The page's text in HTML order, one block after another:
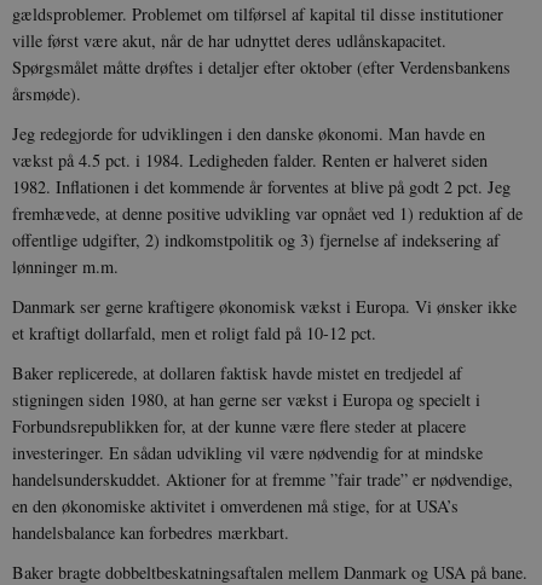
gældsproblemer. Problemet om tilførsel af kapital til disse institutioner
ville først være akut, når de har udnyttet deres udlånskapacitet.
Spørgsmålet måtte drøftes i detaljer efter oktober (efter Verdensbankens
årsmøde).
Jeg redegjorde for udviklingen i den danske økonomi. Man havde en
vækst på 4.5 pct. i 1984. Ledigheden falder. Renten er halveret siden
1982. Inflationen i det kommende år forventes at blive på godt 2 pct. Jeg
fremhævede, at denne positive udvikling var opnået ved 1) reduktion af de
offentlige udgifter, 2) indkomstpolitik og 3) fjernelse af indeksering af
lønninger m.m.
Danmark ser gerne kraftigere økonomisk vækst i Europa. Vi ønsker ikke
et kraftigt dollarfald, men et roligt fald på 10-12 pct.
Baker replicerede, at dollaren faktisk havde mistet en tredjedel af
stigningen siden 1980, at han gerne ser vækst i Europa og specielt i
Forbundsrepublikken for, at der kunne være flere steder at placere
investeringer. En sådan udvikling vil være nødvendig for at mindske
handelsunderskuddet. Aktioner for at fremme ”fair trade” er nødvendige,
en den økonomiske aktivitet i omverdenen må stige, for at USA’s
handelsbalance kan forbedres mærkbart.
Baker bragte dobbeltbeskatningsaftalen mellem Danmark og USA på bane.